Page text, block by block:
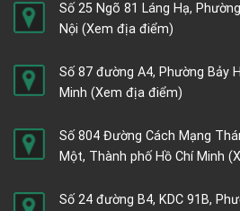
Số 25 Ngõ 81 Láng Hạ,
Nội (Xem địa điểm)
Số 87 đường A4, Phường Bảy
Minh (Xem địa điểm)
Số 804 Đường Cách Mạng
Một, Thành phố Hồ Chí Minh
Số 24 đường B4, KDC 91B,